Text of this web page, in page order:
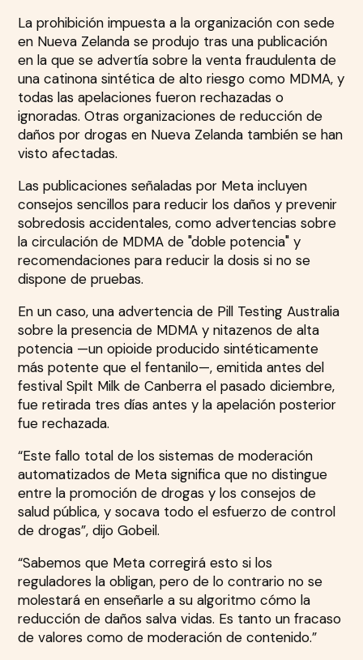
La prohibición impuesta a la organización con sede
en Nueva Zelanda se produjo tras una publicación
en la que se advertía sobre la venta fraudulenta de
una catinona sintética de alto riesgo como MDMA, y
todas las apelaciones fueron rechazadas o
ignoradas. Otras organizaciones de reducción de
daños por drogas en Nueva Zelanda también se han
visto afectadas.
Las publicaciones señaladas por Meta incluyen
consejos sencillos para reducir los daños y prevenir
sobredosis accidentales, como advertencias sobre
la circulación de MDMA de "doble potencia" y
recomendaciones para reducir la dosis si no se
dispone de pruebas.
En un caso, una advertencia de Pill Testing Australia
sobre la presencia de MDMA y nitazenos de alta
potencia —un opioide producido sintéticamente
más potente que el fentanilo—, emitida antes del
festival Spilt Milk de Canberra el pasado diciembre,
fue retirada tres días antes y la apelación posterior
fue rechazada.
“Este fallo total de los sistemas de moderación
automatizados de Meta significa que no distingue
entre la promoción de drogas y los consejos de
salud pública, y socava todo el esfuerzo de control
de drogas”, dijo Gobeil.
“Sabemos que Meta corregirá esto si los
reguladores la obligan, pero de lo contrario no se
molestará en enseñarle a su algoritmo cómo la
reducción de daños salva vidas. Es tanto un fracaso
de valores como de moderación de contenido.”